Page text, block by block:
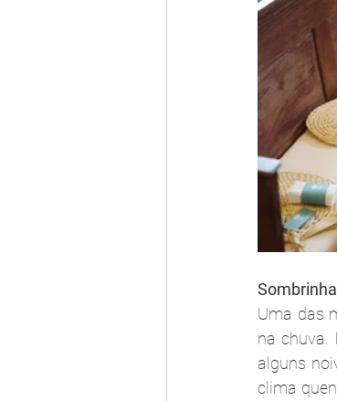
Sombrinha
Uma das
na chuva.
alguns
clima